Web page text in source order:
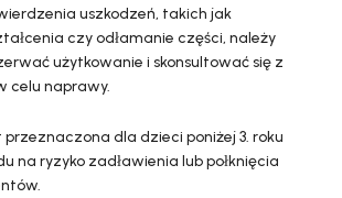
uszkodzeń, takich jak
czy odłamanie części, należy
użytkowanie i skonsultować się z
celu naprawy.
przeznaczona dla dzieci poniżej 3. roku
na ryzyko zadławienia lub połknięcia